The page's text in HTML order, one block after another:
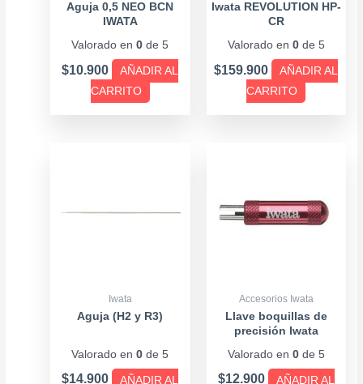
Aguja 0,5 NEO BCN
IWATA
Valorado en0 de 5
$10.900
AÑADIR AL
CARRITO
Iwata REVOLUTION HP-
CR
Valorado en 0de 5
$159.900
AÑADIR AL
CARRITO
Iwata
Aguja (H2 y R3)
Valorado en0 de 5
$14.900
AÑADIR AL
Accesorios Iwata
Llave boquillas de
precisión Iwata
Valorado en 0de 5
$12.900
AÑADIR AL